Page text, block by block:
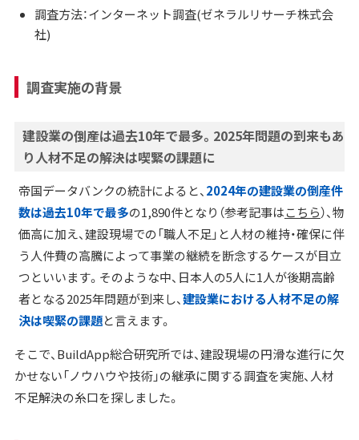
調査方法：インターネット調査(ゼネラルリサーチ株式会
社)
調査実施の背景
建設業の倒産は過去10年で最多。2025年問題の到来もあ
り人材不足の解決は喫緊の課題に
帝国データバンクの統計によると、 2024年の建設業の倒産件
数は過去10年で最多の1,890件となり（参考記事はこちら）、物
価高に加え、建設現場での「職人不足」と人材の維持・確保に伴
う人件費の高騰によって事業の継続を断念するケースが目立
つといいます。そのような中、日本人の5人に1人が後期高齢
者となる2025年問題が到来し、建設業における人材不足の解
決は喫緊の課題と言えます。
そこで、BuildApp総合研究所では、建設現場の円滑な進行に欠
かせない「ノウハウや技術」の継承に関する調査を実施、人材
不足解決の糸口を探しました。